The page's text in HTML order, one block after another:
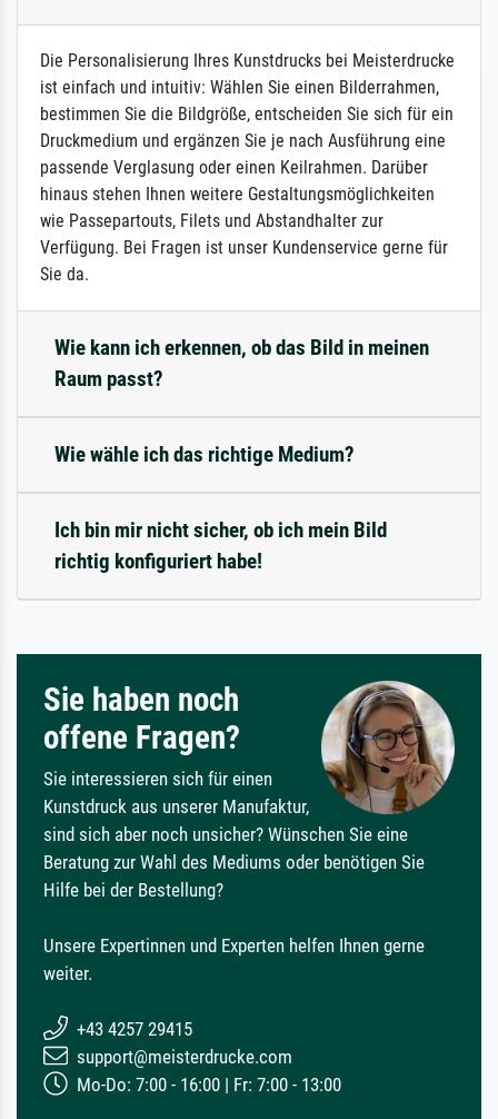
Die Personalisierung Ihres Kunstdrucks bei Meisterdrucke
ist einfach und intuitiv: Wählen Sie einen Bilderrahmen,
bestimmen Sie die Bildgröße, entscheiden Sie sich für ein
Druckmedium und ergänzen Sie je nach Ausführung eine
passende Verglasung oder einen Keilrahmen. Darüber
hinaus stehen Ihnen weitere Gestaltungsmöglichkeiten
wie Passepartouts, Filets und Abstandhalter zur
Verfügung. Bei Fragen ist unser Kundenservice gerne für
Sie da.
Wie kann ich erkennen, ob das Bild in meinen
Raum passt?
Wie wähle ich das richtige Medium?
Ich bin mir nicht sicher, ob ich mein Bild
richtig konfiguriert habe!
Sie haben noch
offene Fragen?
Sie interessieren sich für einen
Kunstdruck aus unserer Manufaktur,
sind sich aber noch unsicher? Wünschen Sie eine
Beratung zur Wahl des Mediums oder benötigen Sie
Hilfe bei der Bestellung?
Unsere Expertinnen und Experten helfen Ihnen gerne
weiter.
+43 4257 29415
support@meisterdrucke.com
Mo-Do: 7:00 - 16:00 | Fr: 7:00 - 13:00